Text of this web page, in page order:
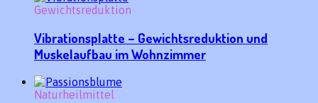
Gewichtsreduktion
Vibrationsplatte – Gewichtsreduktion und
Muskelaufbau im Wohnzimmer
Naturheilmittel